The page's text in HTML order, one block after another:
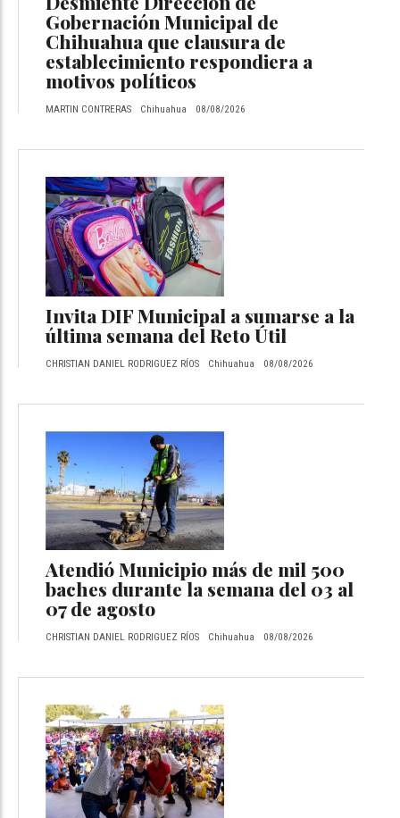
Gobernación Municipal de
Chihuahua que clausura de
establecimiento respondiera a
motivos políticos
MARTIN CONTRERAS Chihuahua 08/08/2026
Invita DIF Municipal a sumarse a la
última semana del Reto Útil
CHRISTIAN DANIEL RODRIGUEZ RÍOS Chihuahua 08/08/2026
Atendió Municipio más de mil 500
baches durante la semana del 03 al
07 de agosto
CHRISTIAN DANIEL RODRIGUEZ RÍOS Chihuahua 08/08/2026